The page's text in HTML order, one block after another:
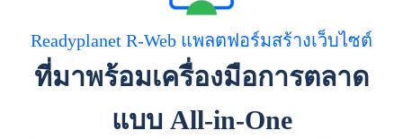
Readyplanet R-Web แพลตฟอร์มสร้างเว็บไซต์
ที่มาพร้อมเครื่องมือการตลาด
แบบ All-in-One